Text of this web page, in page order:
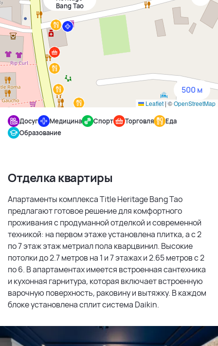
Bang Tao
Leaflet|©OpenStreetMap
500 м
3 км
Досуг Медицина Спорт Торговля
Еда
Образование
Отделка квартиры
Апартаменты комплекса Title Heritage Bang Tao
предлагают готовое решение для комфортного
проживания с продуманной отделкой и современной
техникой: на первом этаже установлена плитка, а с 2
по 7 этаж этаж метриал пола кварцвинил. Высокие
потолки до 2.7 метров на 1 и 7 этажах и 2.65 метров с 2
по 6. В апартаментах имеется встроенная сантехника
и кухонная гарнитура, которая включает встроенную
варочную поверхность, раковину и вытяжку. В каждом
блоке установлена сплит система Daikin.